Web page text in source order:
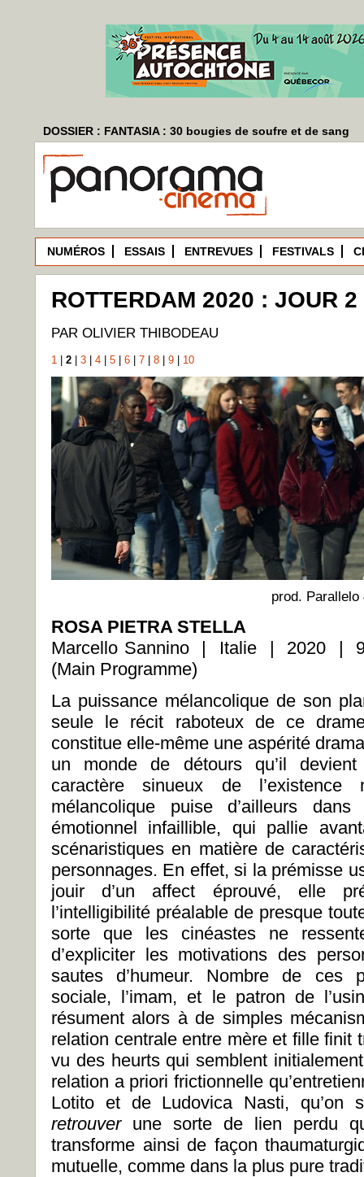
DOSSIER : FANTASIA : 30 bougies de soufre et de sang
NUMÉROS ESSAIS ENTREVUES FESTIVALS
ROTTERDAM 2020 : JOUR 2
PAR OLIVIER THIBODEAU
1 2 3 4 5 6 7 8 9 10
prod.
ROSA PIETRA STELLA
Marcello Sannino | Italie | 2020 |
(Main Programme)
La puissance mélancolique de son
seule le récit raboteux de ce
constitue elle-même une aspérité
un monde de détours qu’il
caractère sinueux de l’existence
mélancolique puise d’ailleurs dans
émotionnel infaillible, qui pallie
scénaristiques en matière de
personnages. En effet, si la prémisse
jouir d’un affect éprouvé, elle
l’intelligibilité préalable de presque
sorte que les cinéastes ne
d’expliciter les motivations des
sautes d’humeur. Nombre de ces
sociale, l’imam, et le patron de
résument alors à de simples
relation centrale entre mère et fille finit
vu des heurts qui semblent
relation a priori frictionnelle
Lotito et de Ludovica Nasti, qu’on
retrouverune sorte de lien perdu
transforme ainsi de façon
mutuelle, comme dans la plus pure